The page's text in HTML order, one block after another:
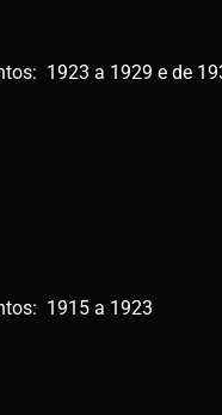
1923 a 1929 e de
1915 a 1923